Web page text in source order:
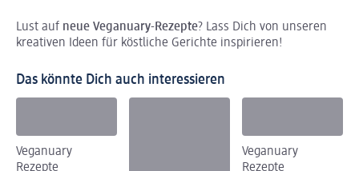
Lust auf neue Veganuary-Rezepte? Lass Dich von unseren
kreativen Ideen für köstliche Gerichte inspirieren!
Das könnte Dich auch interessieren
Veganuary
Rezepte
Veganuary
Rezepte